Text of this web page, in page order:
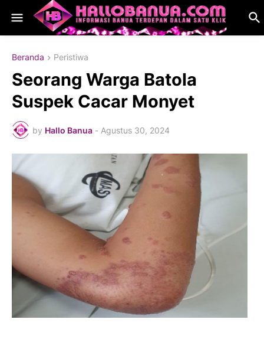
Beranda Peristiwa
Seorang Warga Batola
Suspek Cacar Monyet
by Hallo Banua - Agustus 30, 2024